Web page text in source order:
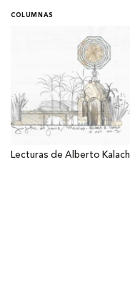
COLUMNAS
Lecturas de Alberto Kalach